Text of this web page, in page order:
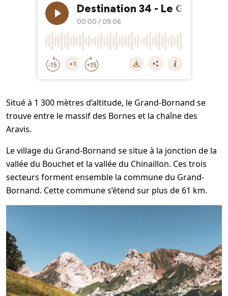
Situé à 1 300 mètres d’altitude, le Grand-Bornand se
trouve entre le massif des Bornes et la chaîne des
Aravis.
Le village du Grand-Bornand se situe à la jonction de la
vallée du Bouchet et la vallée du Chinaillon. Ces trois
secteurs forment ensemble la commune du Grand-
Bornand. Cette commune s’étend sur plus de 61 km.